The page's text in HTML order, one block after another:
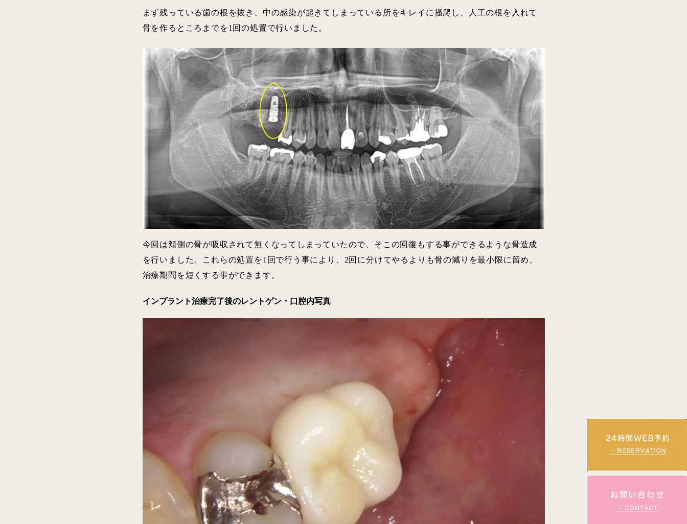
まず残っている歯の根を抜き、中の感染が起きてしまっている所をキレイに掻爬し、人工の根を入れて
骨を作るところまでを1回の処置で行いました。
今回は頬側の骨が吸収されて無くなってしまっていたので、そこの回復もする事ができるような骨造成
を行いました。これらの処置を1回で行う事により、2回に分けてやるよりも骨の減りを最小限に留め、
治療期間を短くする事ができます。
インプラント治療完了後のレントゲン・口腔内写真